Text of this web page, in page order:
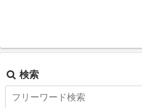
検索